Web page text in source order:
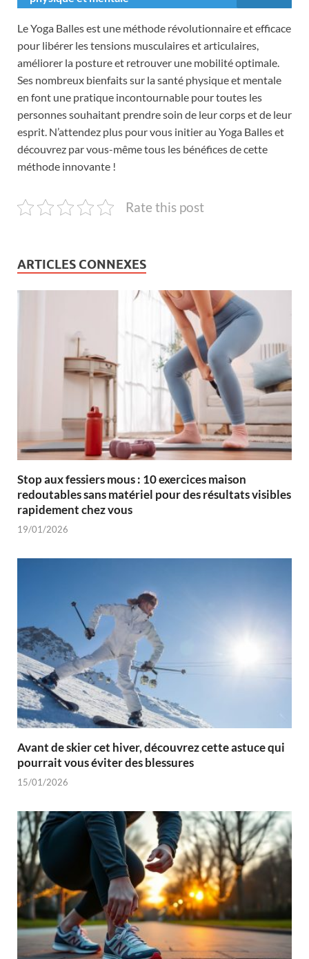
Le Yoga Balles est une méthode révolutionnaire et efficace
pour libérer les tensions musculaires et articulaires,
améliorer la posture et retrouver une mobilité optimale.
Ses nombreux bienfaits sur la santé physique et mentale
en font une pratique incontournable pour toutes les
personnes souhaitant prendre soin de leur corps et de leur
esprit. N’attendez plus pour vous initier au Yoga Balles et
découvrez par vous-même tous les bénéfices de cette
méthode innovante !
Rate this post
ARTICLES CONNEXES
Stop aux fessiers mous : 10 exercices maison
redoutables sans matériel pour des résultats visibles
rapidement chez vous
19/01/2026
Avant de skier cet hiver, découvrez cette astuce qui
pourrait vous éviter des blessures
15/01/2026